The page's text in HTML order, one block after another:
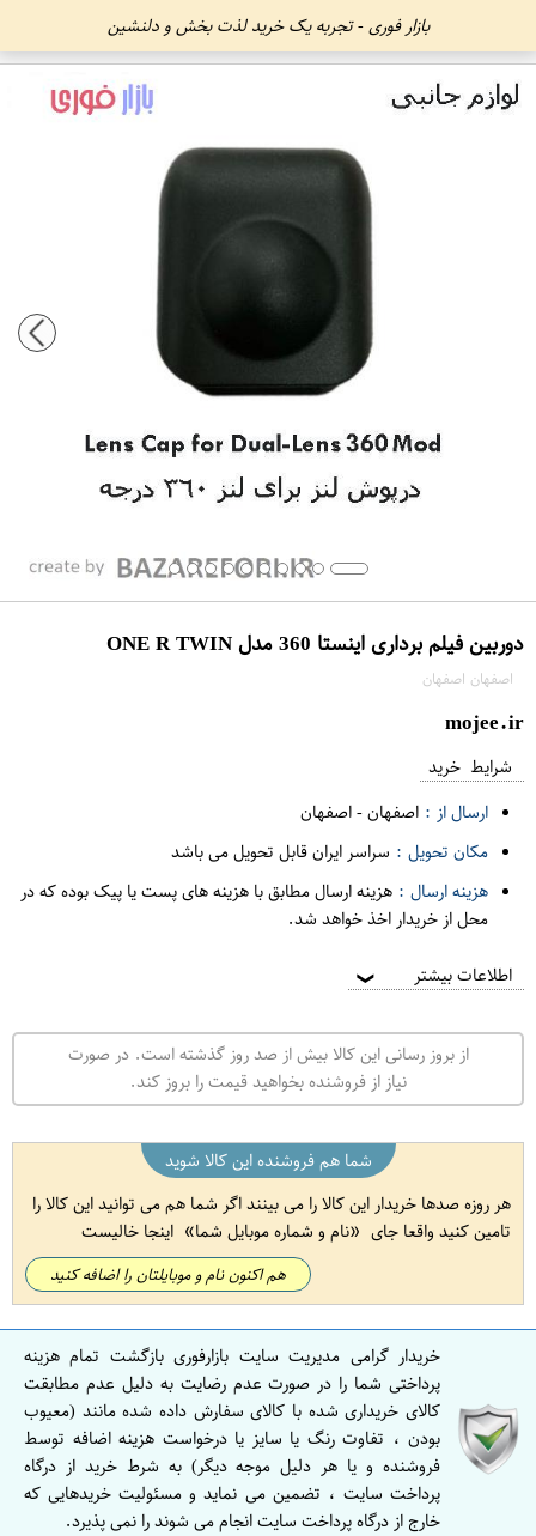
بازار فوری - تجربه یک خرید لذت بخش و دلنشین
دوربین فیلم برداری اینستا 360 مدل ONE R TWIN
اصفهان اصفهان
mojee.ir
شرایط خرید
ارسال از : اصفهان-اصفهان
مکان تحویل : سراسر ایران قابل تحویل می باشد
هزینه ارسال : هزینه ارسال مطابق با هزینه های پست یا پیک بوده که در
محل از خریدار اخذ خواهد شد.
اطلاعات بیشتر ❯
از بروز رسانی این کالا بیش از صد روز گذشته است. در صورت
نیاز از فروشنده بخواهید قیمت را بروز کند.
شما هم فروشنده این کالا شوید
هر روزه صدها خریدار این کالا را می بینند اگر شما هم می توانید این کالا را
تامین کنید واقعا جای
نام و شماره موبایل شما اینجا خالیست
هم اکنون نام و موبایلتان را اضافه کنید
خریدار گرامی مدیریت سایت بازارفوری بازگشت تمام هزینه
پرداختی شما را در صورت عدم رضایت به دلیل عدم مطابقت
کالای خریداری شده با کالای سفارش داده شده مانند (معیوب
بودن ، تفاوت رنگ یا سایز یا درخواست هزینه اضافه توسط
فروشنده و یا هر دلیل موجه دیگر) به شرط خرید از درگاه
پرداخت سایت ، تضمین می نماید و مسئولیت خریدهایی که
خارج از درگاه پرداخت سایت انجام می شوند را نمی پذیرد.